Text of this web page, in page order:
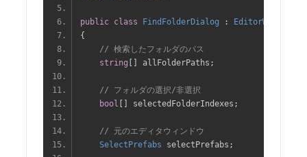
public class FindFolderDialog :
EditorWindow
{
// 検索したフォルダのパス
string
allFolderPaths ;
// フォルダの選択/非選択
bool
selectedFolderIndexes ;
// 元のエディタウィンドウ
SelectPrefabs selectPrefabs ;